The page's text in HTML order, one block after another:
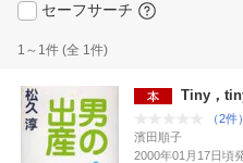
セーフサーチ
1～1件 (全 1件)
Tiny，
（2件）
濱田順子
2000年01月17日頃